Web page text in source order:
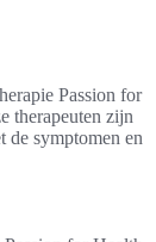
Passion for
therapeuten zijn
de symptomen en